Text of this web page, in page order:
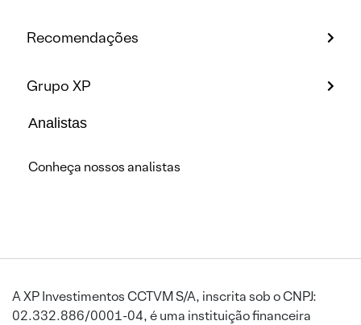
Recomendações
Grupo XP
Analistas
Conheça nossos analistas
A XP Investimentos CCTVM S/A, inscrita sob o CNPJ:
02.332.886/0001-04, é uma instituição financeira